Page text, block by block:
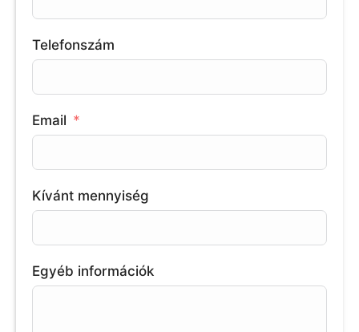
Telefonszám
Email
Kívánt mennyiség
Egyéb információk